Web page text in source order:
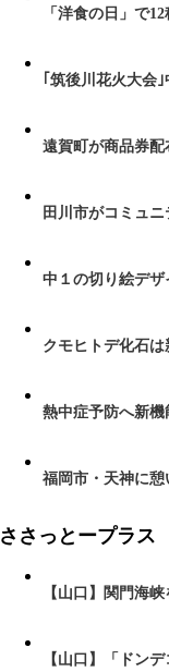
「洋食の日」で
｢筑後川花火大
遠賀町が商品券配
田川市がコミュ
中１の切り絵デ
クモヒトデ化石
熱中症予防へ新
福岡市・天神に憩
ささっとープラス
【山口】関門海
【山口】「ドン